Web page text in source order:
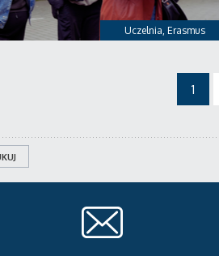
Uczelnia, Erasmus
1